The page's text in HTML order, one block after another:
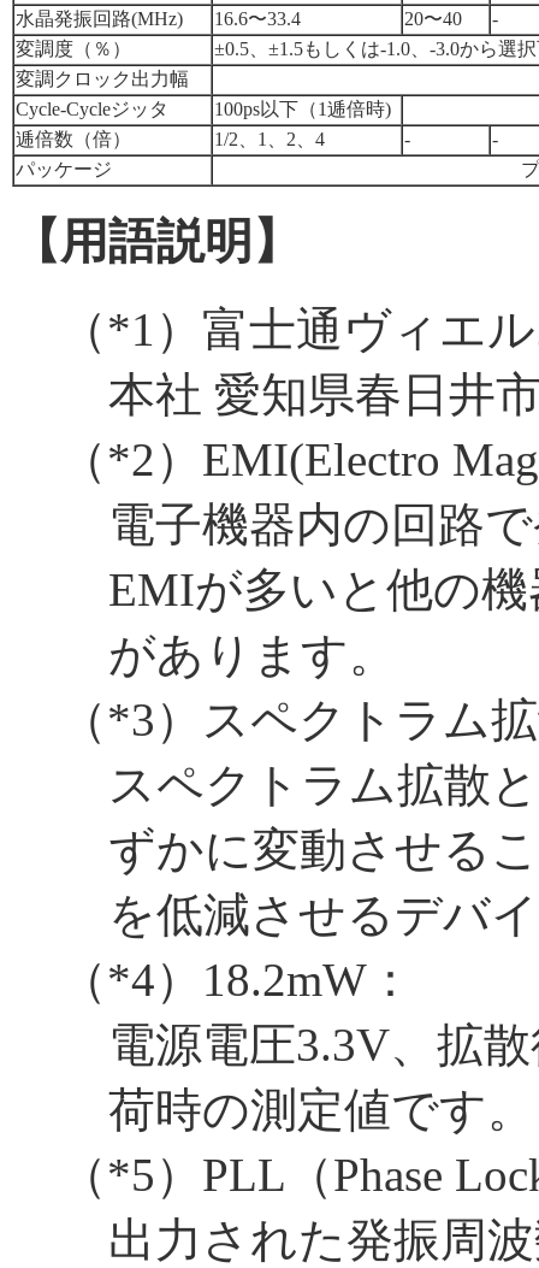
水晶発振回路(MHz)
16.6〜33.4 20〜40
-
変調度（％）
±0.5、±1.5もしくは-1.0、-3.0から選
変調クロック出力幅
Cycle-Cycleジッタ
100ps以下（1逓倍時)
逓倍数（倍）
1/2、1、2、4 -
-
パッケージ
【用語説明】
（*1 ）富士通ヴィエ
本社 愛知県春日井
（*2）EMI(Electro
電子機器内の回路
EMIが多いと他の
があります。
（*3）スペクトラム
スペクトラム拡散
ずかに変動させる
を低減させるデバ
（*4）18.2mW：
電源電圧3.3V、拡
荷時の測定値です。
（*5）PLL（Phase
出力された発振周